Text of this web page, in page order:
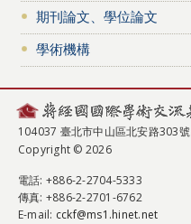
期刊論文、學位論文
學術機構
104037 臺北市中山區北安路303號
Copyright © 2026
電話: +886-2-2704-5333
傳真: +886-2-2701-6762
E-mail: cckf@ms1.hinet.net